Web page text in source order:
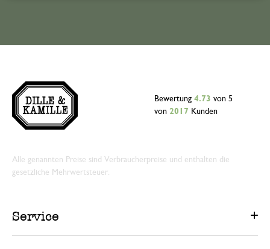
Bewertung 4.73 von 5
von 2017 Kunden
Alle genannten Preise sind Verbraucherpreise und enthalten die
gesetzliche Mehrwertsteuer.
Service